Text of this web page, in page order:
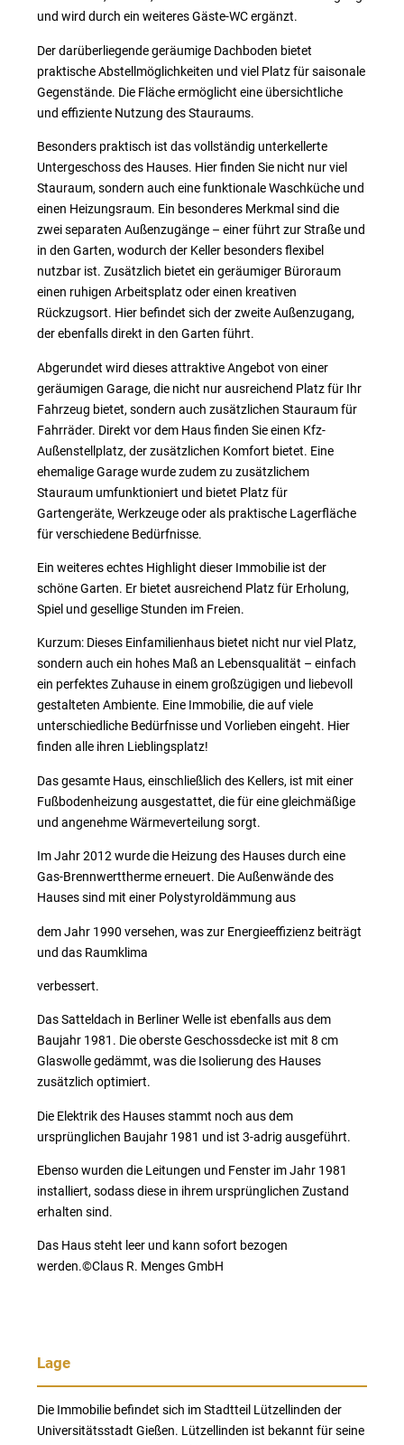
und wird durch ein weiteres Gäste-WC ergänzt.
Der darüberliegende geräumige Dachboden bietet
praktische Abstellmöglichkeiten und viel Platz für saisonale
Gegenstände. Die Fläche ermöglicht eine übersichtliche
und effiziente Nutzung des Stauraums.
Besonders praktisch ist das vollständig unterkellerte
Untergeschoss des Hauses. Hier finden Sie nicht nur viel
Stauraum, sondern auch eine funktionale Waschküche und
einen Heizungsraum. Ein besonderes Merkmal sind die
zwei separaten Außenzugänge – einer führt zur Straße und
in den Garten, wodurch der Keller besonders flexibel
nutzbar ist. Zusätzlich bietet ein geräumiger Büroraum
einen ruhigen Arbeitsplatz oder einen kreativen
Rückzugsort. Hier befindet sich der zweite Außenzugang,
der ebenfalls direkt in den Garten führt.
Abgerundet wird dieses attraktive Angebot von einer
geräumigen Garage, die nicht nur ausreichend Platz für Ihr
Fahrzeug bietet, sondern auch zusätzlichen Stauraum für
Fahrräder. Direkt vor dem Haus finden Sie einen Kfz-
Außenstellplatz, der zusätzlichen Komfort bietet. Eine
ehemalige Garage wurde zudem zu zusätzlichem
Stauraum umfunktioniert und bietet Platz für
Gartengeräte, Werkzeuge oder als praktische Lagerfläche
für verschiedene Bedürfnisse.
Ein weiteres echtes Highlight dieser Immobilie ist der
schöne Garten. Er bietet ausreichend Platz für Erholung,
Spiel und gesellige Stunden im Freien.
Kurzum: Dieses Einfamilienhaus bietet nicht nur viel Platz,
sondern auch ein hohes Maß an Lebensqualität – einfach
ein perfektes Zuhause in einem großzügigen und liebevoll
gestalteten Ambiente. Eine Immobilie, die auf viele
unterschiedliche Bedürfnisse und Vorlieben eingeht. Hier
finden alle ihren Lieblingsplatz!
Das gesamte Haus, einschließlich des Kellers, ist mit einer
Fußbodenheizung ausgestattet, die für eine gleichmäßige
und angenehme Wärmeverteilung sorgt.
Im Jahr 2012 wurde die Heizung des Hauses durch eine
Gas-Brennwerttherme erneuert. Die Außenwände des
Hauses sind mit einer Polystyroldämmung aus
dem Jahr 1990 versehen, was zur Energieeffizienz beiträgt
und das Raumklima
verbessert.
Das Satteldach in Berliner Welle ist ebenfalls aus dem
Baujahr 1981. Die oberste Geschossdecke ist mit 8 cm
Glaswolle gedämmt, was die Isolierung des Hauses
zusätzlich optimiert.
Die Elektrik des Hauses stammt noch aus dem
ursprünglichen Baujahr 1981 und ist 3-adrig ausgeführt.
Ebenso wurden die Leitungen und Fenster im Jahr 1981
installiert, sodass diese in ihrem ursprünglichen Zustand
erhalten sind.
Das Haus steht leer und kann sofort bezogen
werden.©Claus R. Menges GmbH
Lage
Die Immobilie befindet sich im Stadtteil Lützellinden der
Universitätsstadt Gießen. Lützellinden ist bekannt für seine